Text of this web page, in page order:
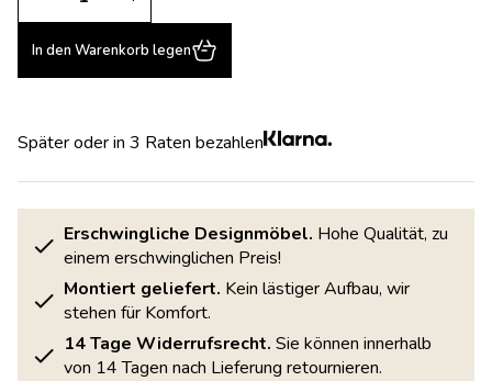
In den Warenkorb legen
Später oder in 3 Raten bezahlen
Erschwingliche Designmöbel. Hohe Qualität, zu
einem erschwinglichen Preis!
Montiert geliefert. Kein lästiger Aufbau, wir
stehen für Komfort.
14 Tage Widerrufsrecht. Sie können innerhalb
von 14 Tagen nach Lieferung retournieren.